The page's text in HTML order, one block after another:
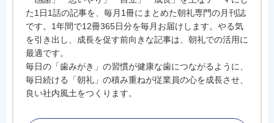
た1日1話の記事を、毎月1冊にまとめた朝礼専門の月刊誌
です。1年間で12冊365日分を毎月お届けします。やる気
を引き出し、成長を促す前向きな記事は、朝礼での活用に
最適です。
毎日の「歯みがき」の習慣が健康な歯につながるように、
毎日続ける「朝礼」の積み重ねが従業員の心を成長させ、
良い社内風土をつくります。